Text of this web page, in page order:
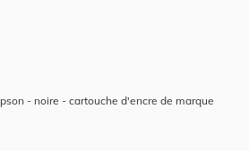
- noire - cartouche d'encre de marque